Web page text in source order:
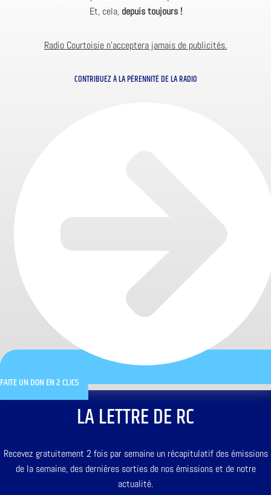
Et, cela, depuis toujours !
Radio Courtoisie n’acceptera jamais de publicités.
CONTRIBUEZ À LA PÉRENNITÉ DE LA RADIO
FAITE UN DON EN 2 CLICS
LA LETTRE DE RC
Recevez gratuitement 2 fois par semaine un récapitulatif des émissions
de la semaine, des dernières sorties de nos émissions et de notre
actualité.